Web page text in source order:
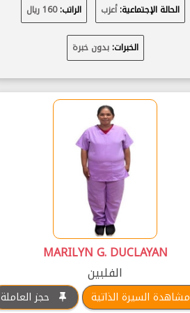
الحالة الإجتماعية:أعزب الراتب:160 ريال
الخبرات:بدون خبرة
MARILYN G. DUCLAYAN
الفلبين
مشاهدة السيرة الذاتية
حجز العاملة